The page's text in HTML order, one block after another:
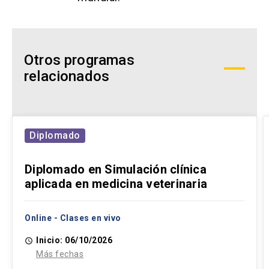
Respiratory Comparative Society. Presidenta de
Otros programas
relacionados
Diplomado
Diplomado en Simulación clínica
aplicada en medicina veterinaria
Online - Clases en vivo
access_time
Inicio: 06/10/2026
Más fechas